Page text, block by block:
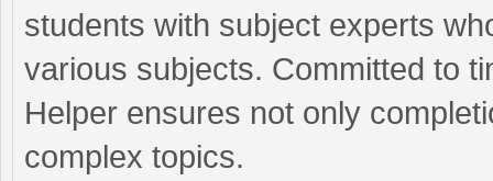
students with subject experts
various subjects. Committed to
Helper ensures not only
complex topics.